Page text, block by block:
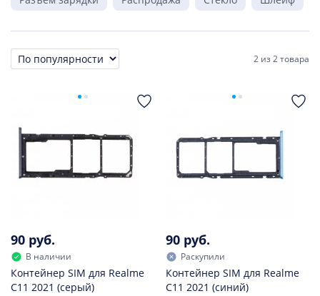
Сортировка 2 из2 товара
90 руб.
В наличии
Контейнер SIM для Realme
C11 2021 (серый)
90 руб.
Раскупили
Контейнер SIM для Realme
C11 2021 (синий)